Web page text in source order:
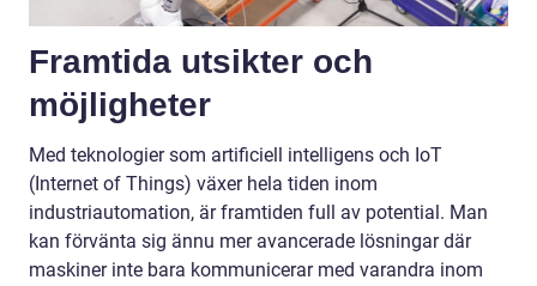
Framtida utsikter och
möjligheter
Med teknologier som artificiell intelligens och IoT
(Internet of Things) växer hela tiden inom
industriautomation, är framtiden full av potential. Man
kan förvänta sig ännu mer avancerade lösningar där
maskiner inte bara kommunicerar med varandra inom